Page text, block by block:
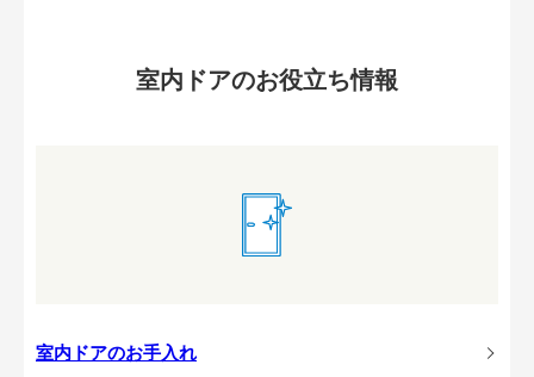
室内ドアのお役立ち情報
室内ドアのお手入れ